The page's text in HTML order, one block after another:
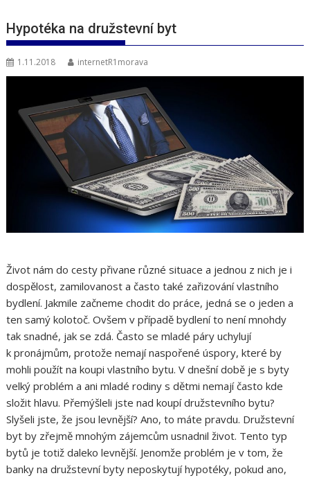
Hypotéka na družstevní byt
1.11.2018 internetR1morava
Život nám do cesty přivane různé situace a jednou z nich je i
dospělost, zamilovanost a často také zařizování vlastního
bydlení. Jakmile začneme chodit do práce, jedná se o jeden a
ten samý kolotoč. Ovšem v případě bydlení to není mnohdy
tak snadné, jak se zdá. Často se mladé páry uchylují
k pronájmům, protože nemají naspořené úspory, které by
mohli použít na koupi vlastního bytu. V dnešní době je s byty
velký problém a ani mladé rodiny s dětmi nemají často kde
složit hlavu. Přemýšleli jste nad koupí družstevního bytu?
Slyšeli jste, že jsou levnější? Ano, to máte pravdu. Družstevní
byt by zřejmě mnohým zájemcům usnadnil život. Tento typ
bytů je totiž daleko levnější. Jenomže problém je v tom, že
banky na družstevní byty neposkytují hypotéky, pokud ano,